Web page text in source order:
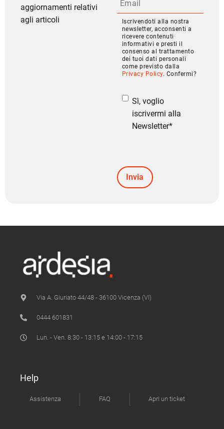
aggiornamenti relativi
agli articoli
Iscrivendoti alla nostra
newsletter, acconsenti a
ricevere contenuti
informativi e presti il
consenso al trattamento
dei tuoi dati personali
come previsto dalla
Privacy Policy. Confermi?
Sì, voglio
iscrivermi alla
Newsletter*
Via A. Giuriato 44/48 - 36100 Vicenza (VI)
0444 601831
Lun. - Ven. 8:30 - 13:15 e 14:00 - 17:15
Help
Assistenza FAQ Apri un ticket